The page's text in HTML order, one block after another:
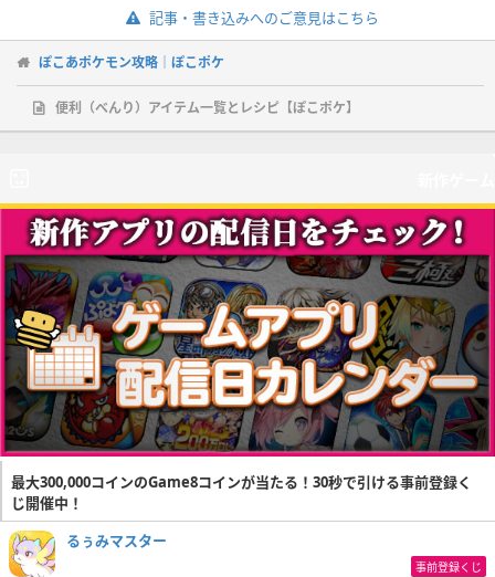
記事・書き込みへのご意見はこちら
ぽこあポケモン攻略｜ぽこポケ
便利（べんり）アイテム一覧とレシピ【ぽこポケ】
最大300,000コインのGame8コインが当たる！30秒で引ける事前登録く
じ開催中！
るぅみマスター
事前登録くじ